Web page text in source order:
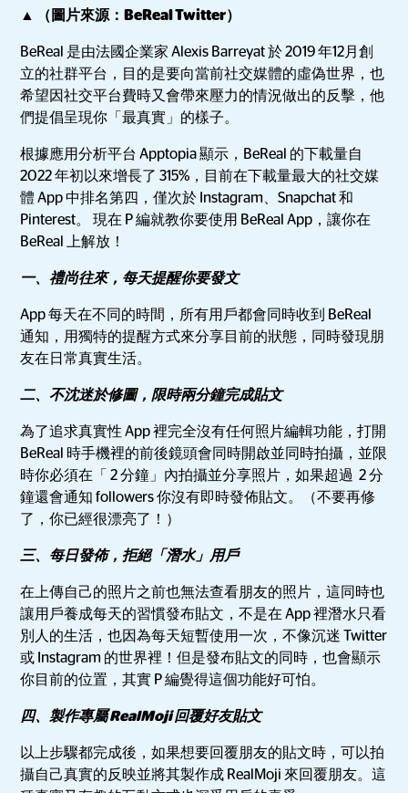
▲ （圖片來源：BeReal Twitter）
BeReal 是由法國企業家 Alexis Barreyat 於 2019 年12月創
立的社群平台，目的是要向當前社交媒體的虛偽世界，也
希望因社交平台費時又會帶來壓力的情況做出的反擊，他
們提倡呈現你「最真實」的樣子。
根據應用分析平台 Apptopia 顯示，BeReal 的下載量自
2022 年初以來增長了 315%，目前在下載量最大的社交媒
體 App 中排名第四，僅次於 Instagram、Snapchat 和
Pinterest。 現在 P 編就教你要使用 BeReal App，讓你在
BeReal 上解放！
一、禮尚往來，每天提醒你要發文
App 每天在不同的時間，所有用戶都會同時收到 BeReal
通知，用獨特的提醒方式來分享目前的狀態，同時發現朋
友在日常真實生活。
二、不沈迷於修圖，限時兩分鐘完成貼文
為了追求真實性 App 裡完全沒有任何照片編輯功能，打開
BeReal 時手機裡的前後鏡頭會同時開啟並同時拍攝，並限
時你必須在「 2 分鐘」內拍攝並分享照片，如果超過 2 分
鐘還會通知 followers 你沒有即時發佈貼文。（不要再修
了，你已經很漂亮了！）
三、每日發佈，拒絕「潛水」用戶
在上傳自己的照片之前也無法查看朋友的照片，這同時也
讓用戶養成每天的習慣發布貼文，不是在 App 裡潛水只看
別人的生活，也因為每天短暫使用一次，不像沉迷 Twitter
或 Instagram 的世界裡！但是發布貼文的同時，也會顯示
你目前的位置，其實 P 編覺得這個功能好可怕。
四、製作專屬 RealMoji 回覆好友貼文
以上步驟都完成後，如果想要回覆朋友的貼文時，可以拍
攝自己真實的反映並將其製作成 RealMoji 來回覆朋友。這